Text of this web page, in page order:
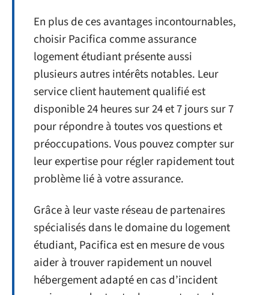
En plus de ces avantages incontournables,
choisir Pacifica comme assurance
logement étudiant présente aussi
plusieurs autres intérêts notables. Leur
service client hautement qualifié est
disponible 24 heures sur 24 et 7 jours sur 7
pour répondre à toutes vos questions et
préoccupations. Vous pouvez compter sur
leur expertise pour régler rapidement tout
problème lié à votre assurance.
Grâce à leur vaste réseau de partenaires
spécialisés dans le domaine du logement
étudiant, Pacifica est en mesure de vous
aider à trouver rapidement un nouvel
hébergement adapté en cas d’incident